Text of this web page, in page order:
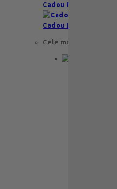
Cadou Multumesc
Cadou Invitatie
Cele mai apreciate